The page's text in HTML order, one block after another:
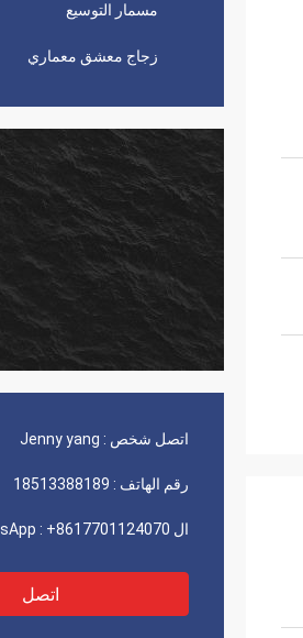
مسمار التوسيع
زجاج معشق معماري
اتصل شخص : Jenny yang
رقم الهاتف : 18513388189
ال WhatsApp : +8617701124070
اتصل